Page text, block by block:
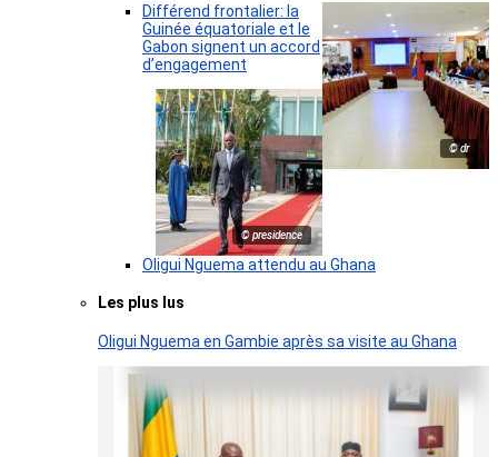
© dr
Différend frontalier: la
Guinée équatoriale et le
Gabon signent un accord
d’engagement
© presidence
Oligui Nguema attendu au Ghana
Les plus lus
Oligui Nguema en Gambie après sa visite au Ghana